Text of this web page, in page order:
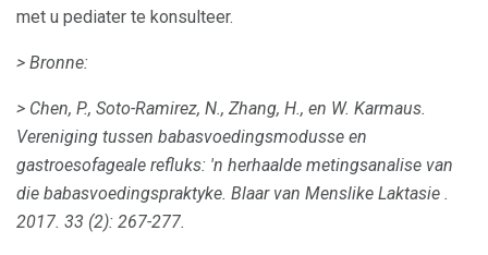
met u pediater te konsulteer.
> Bronne:
> Chen, P., Soto-Ramirez, N., Zhang, H., en W. Karmaus.
Vereniging tussen babasvoedingsmodusse en
gastroesofageale refluks: 'n herhaalde metingsanalise van
die babasvoedingspraktyke. Blaar van Menslike Laktasie .
2017. 33 (2): 267-277.